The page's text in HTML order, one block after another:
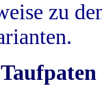
zu